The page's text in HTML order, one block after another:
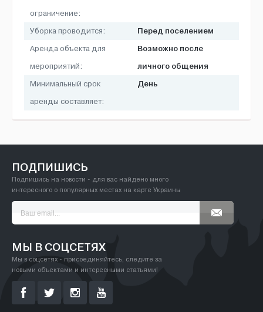
ограничение:
Уборка проводится: Перед поселением
Аренда объекта для
мероприятий:
Возможно после
личного общения
Минимальный срок
аренды составляет:
День
ПОДПИШИСЬ
Подпишись на новости - для вас найдено много
интересного о популярных местах на карте Украины
МЫ В СОЦСЕТЯХ
Мы в соцсетях - присоединяйтесь, следите за
новыми объектами и интересными статьями!